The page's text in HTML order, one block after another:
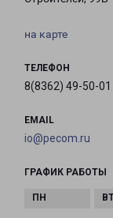
на карте
ТЕЛЕФОН
8(8362) 49-50-01
EMAIL
io@pecom.ru
ГРАФИК РАБОТЫ